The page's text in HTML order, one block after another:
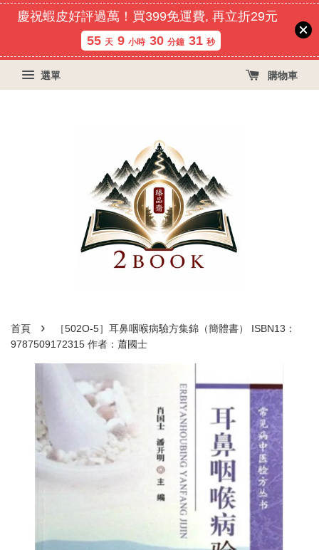
慶祝蝦皮好評過萬！買399免運費, 再立折29元
55 天 9 小時 30 分鐘 30 秒
選單 購物車
首頁 ›
［502O-5］耳鼻咽喉病驗方集錦（簡體書） ISBN13：
9787509172315 作者：蕭國士